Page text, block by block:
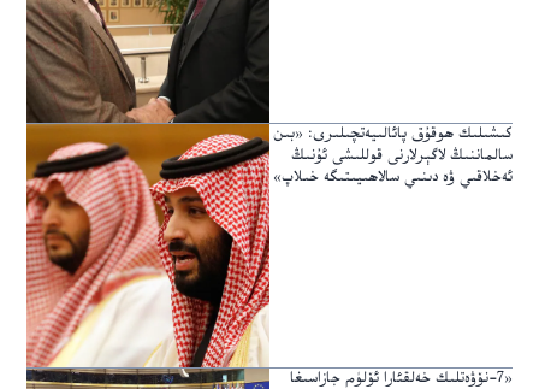
كىشىلىك ھوقۇق پائالىيەتچىلىرى: «بىن
سالماننىڭ لاگېرلارنى قوللىشى ئۇنىڭ
ئەخلاقىي ۋە دىنىي سالاھىيىتىگە خىلاپ»
«7-نۆۋەتلىك خەلقئارا ئۆلۈم جازاسىغا